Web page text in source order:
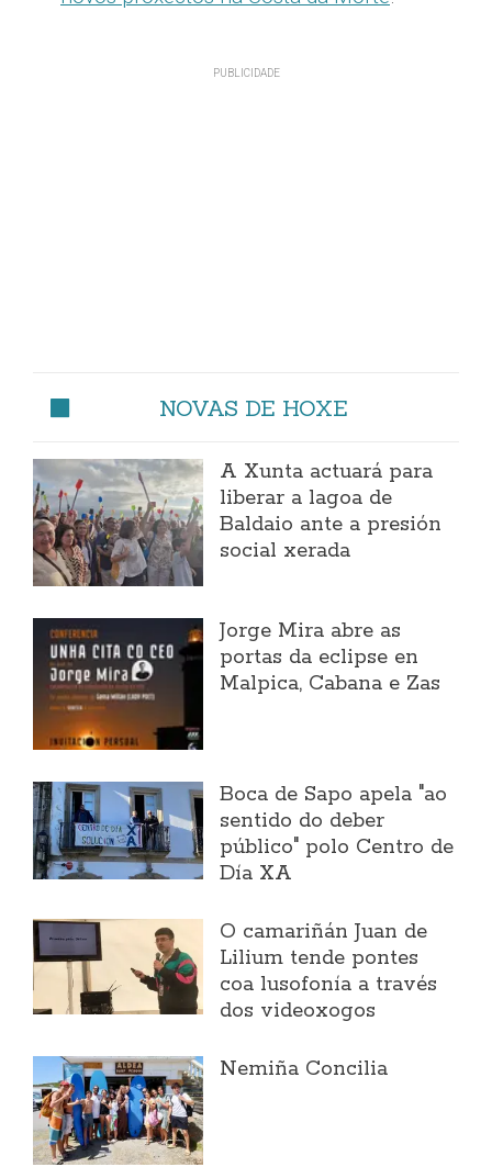
NOVAS DE HOXE
A Xunta actuará para
liberar a lagoa de
Baldaio ante a presión
social xerada
Jorge Mira abre as
portas da eclipse en
Malpica, Cabana e Zas
Boca de Sapo apela "ao
sentido do deber
público" polo Centro de
Día XA
O camariñán Juan de
Lilium tende pontes
coa lusofonía a través
dos videoxogos
Nemiña Concilia